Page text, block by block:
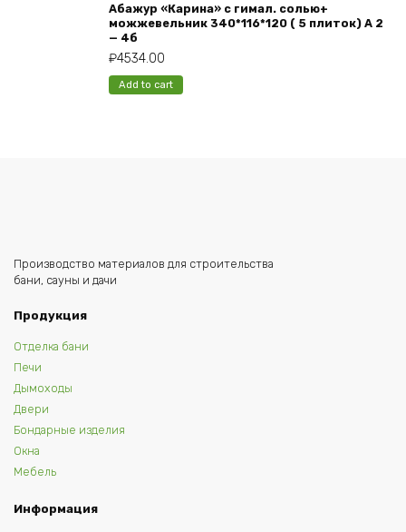
Абажур «Карина» с гимал. солью+
можжевельник 340*116*120 ( 5 плиток) А 2
— 4б
₽4534.00
Add to cart
Производство материалов для строительства
бани, сауны и дачи
Продукция
Отделка бани
Печи
Дымоходы
Двери
Бондарные изделия
Окна
Мебель
Информация